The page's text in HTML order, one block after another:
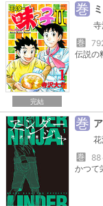
完結
巻
巻
巻
巻
88